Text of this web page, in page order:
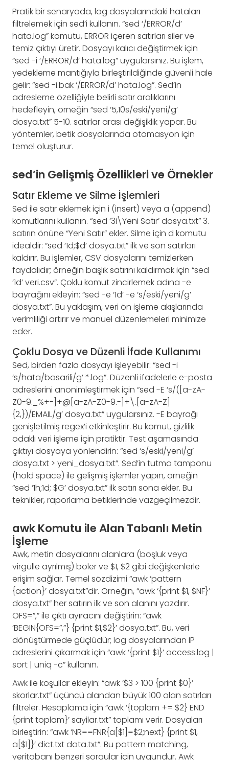
Pratik bir senaryoda, log dosyalarındaki hataları
filtrelemek için sed’i kullanın. “sed ‘/ERROR/d’
hata.log” komutu, ERROR içeren satırları siler ve
temiz çıktıyı üretir. Dosyayı kalıcı değiştirmek için
“sed -i ‘/ERROR/d’ hata.log” uygularsınız. Bu işlem,
yedekleme mantığıyla birleştirildiğinde güvenli hale
gelir: “sed -i.bak ‘/ERROR/d’ hata.log”. Sed’in
adresleme özelliğiyle belirli satır aralıklarını
hedefleyin, örneğin “sed ‘5,10s/eski/yeni/g’
dosya.txt” 5-10. satırlar arası değişiklik yapar. Bu
yöntemler, betik dosyalarında otomasyon için
temel oluşturur.
sed’in Gelişmiş Özellikleri ve Örnekler
Satır Ekleme ve Silme İşlemleri
Sed ile satır eklemek için i (insert) veya a (append)
komutlarını kullanın. “sed ‘3i\Yeni Satır’ dosya.txt” 3.
satırın önüne “Yeni Satır” ekler. Silme için d komutu
idealdir: “sed ‘1d;$d’ dosya.txt” ilk ve son satırları
kaldırır. Bu işlemler, CSV dosyalarını temizlerken
faydalıdır; örneğin başlık satırını kaldırmak için “sed
‘1d’ veri.csv”. Çoklu komut zincirlemek adına -e
bayrağını ekleyin: “sed -e ‘1d’ -e ‘s/eski/yeni/g’
dosya.txt”. Bu yaklaşım, veri ön işleme akışlarında
verimliliği artırır ve manuel düzenlemeleri minimize
eder.
Çoklu Dosya ve Düzenli İfade Kullanımı
Sed, birden fazla dosyayı işleyebilir: “sed -i
‘s/hata/basarili/g’ *.log”. Düzenli ifadelerle e-posta
adreslerini anonimleştirmek için “sed -E ‘s/([a-zA-
Z0-9._%+-]+@[a-zA-Z0-9.-]+\.[a-zA-Z]
{2,})/EMAIL/g’ dosya.txt” uygularsınız. -E bayrağı
genişletilmiş regex’i etkinleştirir. Bu komut, gizlilik
odaklı veri işleme için pratiktir. Test aşamasında
çıktıyı dosyaya yönlendirin: “sed ‘s/eski/yeni/g’
dosya.txt > yeni_dosya.txt”. Sed’in tutma tamponu
(hold space) ile gelişmiş işlemler yapın, örneğin
“sed ‘1h;1d; $G’ dosya.txt” ilk satırı sona ekler. Bu
teknikler, raporlama betiklerinde vazgeçilmezdir.
awk Komutu ile Alan Tabanlı Metin
İşleme
Awk, metin dosyalarını alanlara (boşluk veya
virgülle ayrılmış) böler ve $1, $2 gibi değişkenlerle
erişim sağlar. Temel sözdizimi “awk ‘pattern
{action}’ dosya.txt”dir. Örneğin, “awk ‘{print $1, $NF}’
dosya.txt” her satırın ilk ve son alanını yazdırır.
OFS=”,” ile çıktı ayıracını değiştirin: “awk
‘BEGIN{OFS=”,”} {print $1,$2}’ dosya.txt”. Bu, veri
dönüştürmede güçlüdür; log dosyalarından IP
adreslerini çıkarmak için “awk ‘{print $1}’ access.log |
sort | uniq -c” kullanın.
Awk ile koşullar ekleyin: “awk ‘$3 > 100 {print $0}’
skorlar.txt” üçüncü alandan büyük 100 olan satırları
filtreler. Hesaplama için “awk ‘{toplam += $2} END
{print toplam}’ sayilar.txt” toplamı verir. Dosyaları
birleştirin: “awk ‘NR==FNR{a[$1]=$2;next} {print $1,
a[$1]}’ dict.txt data.txt”. Bu pattern matching,
veritabanı benzeri sorgular için uygundur. Awk